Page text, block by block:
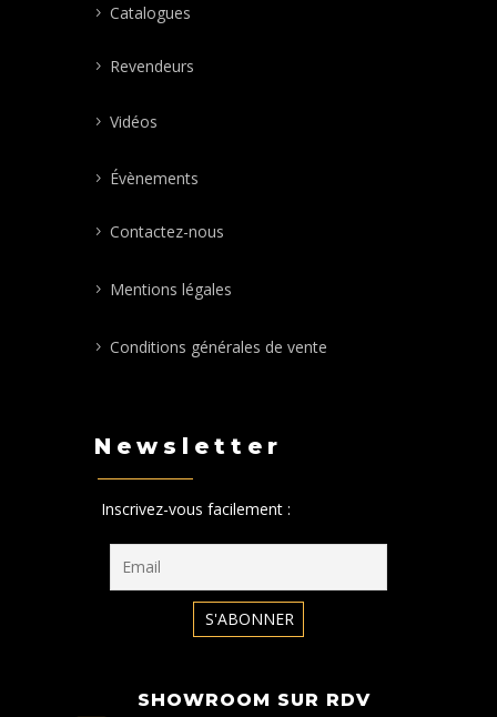
Catalogues
Revendeurs
Vidéos
Évènements
Contactez-nous
Mentions légales
Conditions générales de vente
Newsletter
Inscrivez-vous facilement :
SHOWROOM SUR RDV